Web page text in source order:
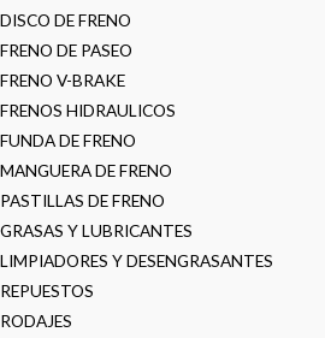
DISCO DE FRENO
FRENO DE PASEO
FRENO V-BRAKE
FRENOS HIDRAULICOS
FUNDA DE FRENO
MANGUERA DE FRENO
PASTILLAS DE FRENO
GRASAS Y LUBRICANTES
LIMPIADORES Y DESENGRASANTES
REPUESTOS
RODAJES